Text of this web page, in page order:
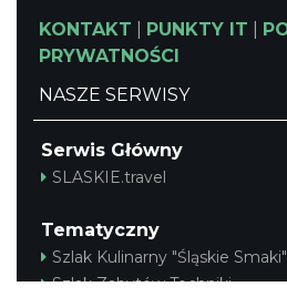
KONTAKT PUNKTY IT
PRYWATNOŚCI
NASZE SERWISY
Serwis Główny
SLASKIE.travel
Tematyczny
Szlak Kulinarny "Śląskie Smaki"
Szlak Zabytów Techniki